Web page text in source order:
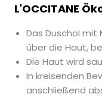
L'OCCITANE
Das Duschöl
über die Haut,
Die Haut wird
In kreisenden
anschließend